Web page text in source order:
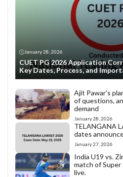
January 28, 2026
CUET PG 2026 Application
Key Dates, Process, and
Ajit Pawar’s
of questions,
demand
January 28, 2026
TELANGANA
dates
January 27, 2026
India U19 vs.
match of Super
live.